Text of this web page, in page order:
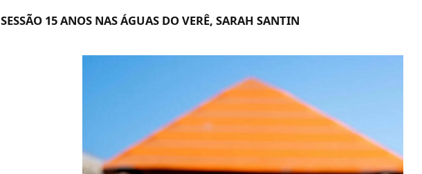
SESSÃO 15 ANOS NAS ÁGUAS DO VERÊ, SARAH SANTIN